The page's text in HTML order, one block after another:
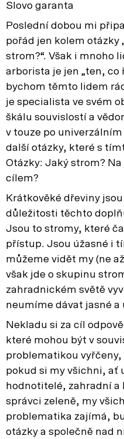
Slovo garanta
Poslední dobou mi
pořád jen kolem otázky
strom?“. Však i mnoho
arborista je jen „ten, co
bychom těmto lidem
je specialista ve svém
škálu souvislostí a
v touze po
další otázky, které s
Otázky: Jaký strom?
cílem?
Krátkověké dřeviny
důležitosti těchto
Jsou to stromy, které
přístup. Jsou úžasné i
můžeme vidět my (ne
však jde o skupinu
zahradnickém světě
neumíme dávat jasné a
Nekladu si za cíl
které mohou být v
problematikou vyřčeny,
pokud si my všichni,
hodnotitelé, zahradní
správci zeleně, my
problematika zajímá,
otázky a společně nad